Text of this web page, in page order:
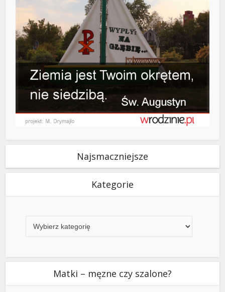
Najsmaczniejsze
Kategorie
Matki – męzne czy szalone?